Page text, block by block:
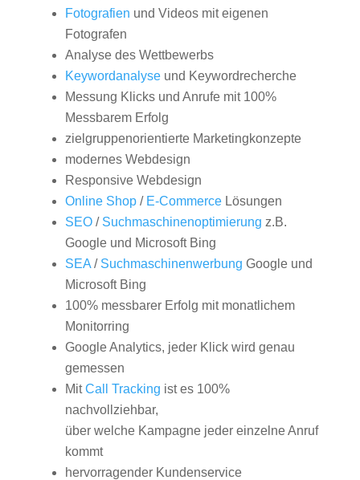
Fotografien und Videos mit eigenen
Fotografen
Analyse des Wettbewerbs
Keywordanalyseund Keywordrecherche
Messung Klicks und Anrufe mit 100%
Messbarem Erfolg
zielgruppenorientierte Marketingkonzepte
modernes Webdesign
Responsive Webdesign
Online Shop/ E-CommerceLösungen
SEO/ Suchmaschinenoptimierung z.B.
Google und Microsoft Bing
SEA/ Suchmaschinenwerbung Google und
Microsoft Bing
100% messbarer Erfolg mit monatlichem
Monitorring
Google Analytics, jeder Klick wird genau
gemessen
MitCall Tracking ist es 100%
nachvollziehbar,
über welche Kampagne jeder einzelne Anruf
kommt
hervorragender Kundenservice